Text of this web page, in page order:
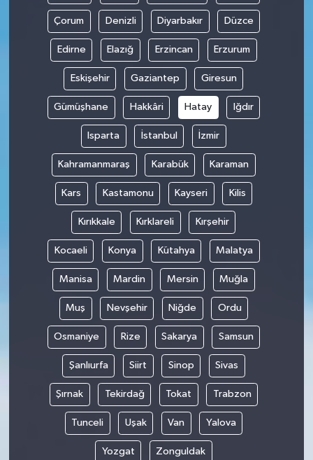
Çorum Denizli Diyarbakır Düzce
Edirne Elazığ Erzincan Erzurum
Eskişehir Gaziantep Giresun
Gümüşhane Hakkâri Hatay Iğdır
Isparta İstanbul İzmir
Kahramanmaraş Karabük Karaman
Kars Kastamonu Kayseri Kilis
Kırıkkale Kırklareli Kırşehir
Kocaeli Konya Kütahya Malatya
Manisa Mardin Mersin Muğla
Muş Nevşehir Niğde Ordu
Osmaniye Rize Sakarya Samsun
Şanlıurfa Siirt Sinop Sivas
Şırnak Tekirdağ Tokat Trabzon
Tunceli Uşak Van Yalova
Yozgat Zonguldak